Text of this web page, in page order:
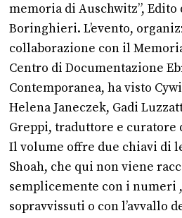
memoria di Auschwitz”, Edito
Boringhieri. L’evento,
collaborazione con il
Centro di Documentazione
Contemporanea, ha visto
Helena Janeczek, Gadi
Greppi, traduttore e curatore
Il volume offre due chiavi di
Shoah, che qui non viene
semplicemente con i numeri
sopravvissuti o con l’avvallo